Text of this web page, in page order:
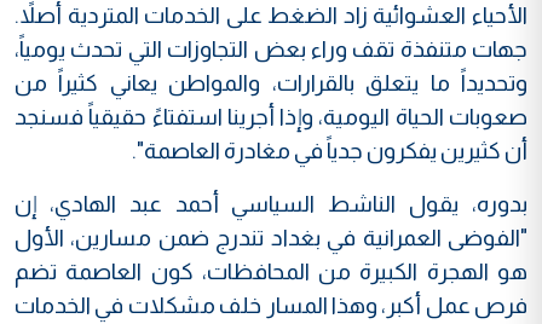
الأحياء العشوائية زاد الضغط على الخدمات المتردية أصلاً.
جهات متنفذة تقف وراء بعض التجاوزات التي تحدث يومياً،
وتحديداً ما يتعلق بالقرارات، والمواطن يعاني كثيراً من
صعوبات الحياة اليومية، وإذا أجرينا استفتاءً حقيقياً فسنجد
أن كثيرين يفكرون جدياً في مغادرة العاصمة".
بدوره، يقول الناشط السياسي أحمد عبد الهادي، إن
"الفوضى العمرانية في بغداد تندرج ضمن مسارين، الأول
هو الهجرة الكبيرة من المحافظات، كون العاصمة تضم
فرص عمل أكبر، وهذا المسار خلف مشكلات في الخدمات